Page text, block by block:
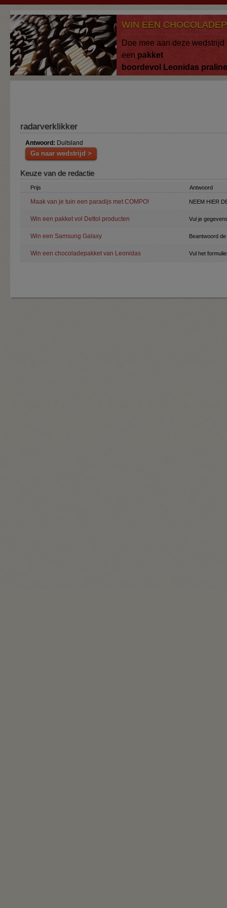
Overslaan en naar de algemene inhoud gaan
WIN EEN
Doe mee aan deze wedstrijd
een pakket
boordevol
Leonidas
radarverklikker
Antwoord: Duitsland
Ga naar wedstrijd >
Keuze van de redactie
Prijs Antwoord
Maak van je tuin een paradijs met COMPO! NEEM HIER
Win een pakket vol Dettol producten Vul je
Win een Samsung Galaxy Beantwoord
Win een chocoladepakket van Leonidas Vul het